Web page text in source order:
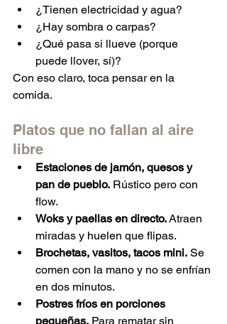
¿Tienen electricidad y agua?
¿Hay sombra o carpas?
¿Qué pasa si llueve (porque
puede llover, sí)?
Con eso claro, toca pensar en la
comida.
Platos que no fallan al aire
libre
Estaciones de jamón, quesos y
pan de pueblo. Rústico pero con
flow.
Woks y paellas en directo. Atraen
miradas y huelen que flipas.
Brochetas, vasitos, tacos mini. Se
comen con la mano y no se enfrían
en dos minutos.
Postres fríos en porciones
pequeñas. Para rematar sin